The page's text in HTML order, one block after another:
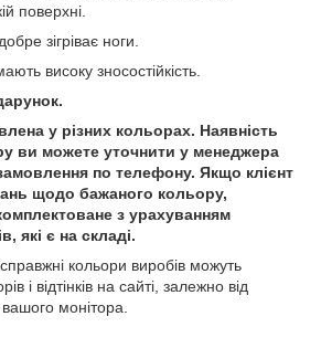
поверхні.
зігріває ноги.
високу зносостійкість.
у різних кольорах. Наявність
ви можете уточнити у менеджера
по телефону. Якщо клієнт
щодо бажаного кольору,
з урахуванням
які є на складі.
кольори виробів можуть
і відтінків на сайті, залежно від
монітора.